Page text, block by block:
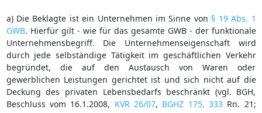
a) Die Beklagte ist ein Unternehmen im Sinne von § 19 Abs. 1
GWB. Hierfür gilt - wie für das gesamte GWB - der funktionale
Unternehmensbegriff. Die Unternehmenseigenschaft wird
durch jede selbständige Tätigkeit im geschäftlichen Verkehr
begründet, die auf den Austausch von Waren oder
gewerblichen Leistungen gerichtet ist und sich nicht auf die
Deckung des privaten Lebensbedarfs beschränkt (vgl. BGH,
Beschluss vom 16.1.2008, KVR 26/07, BGHZ 175, 333Rn. 21;